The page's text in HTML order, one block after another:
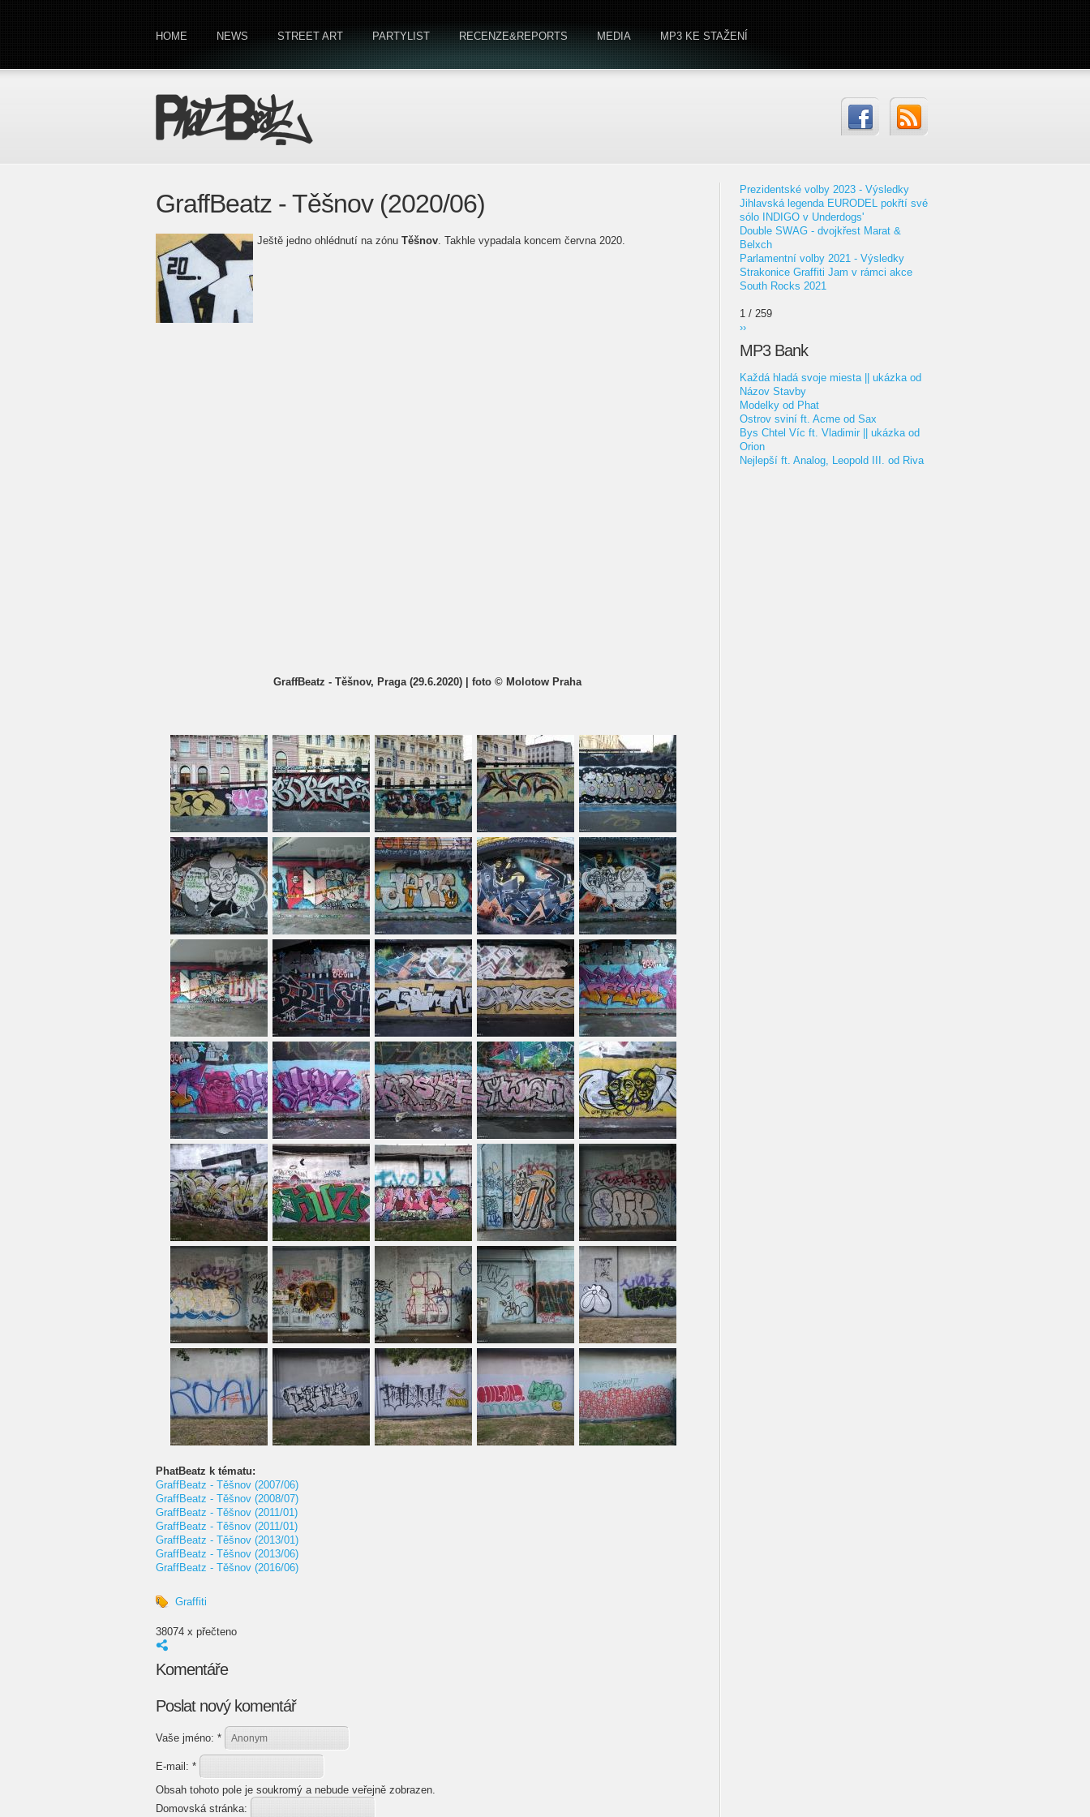
HOME NEWS STREET ART PARTYLIST RECENZE&REPORTS MEDIA MP3 KE STAŽENÍ
GraffBeatz - Těšnov (2020/06)
Ještě jedno ohlédnutí na zónu Těšnov. Takhle vypadala koncem června 2020.
GraffBeatz - Těšnov, Praga (29.6.2020) | foto © Molotow Praha
PhatBeatz k tématu:
GraffBeatz - Těšnov (2007/06)
GraffBeatz - Těšnov (2008/07)
GraffBeatz - Těšnov (2011/01)
GraffBeatz - Těšnov (2011/01)
GraffBeatz - Těšnov (2013/01)
GraffBeatz - Těšnov (2013/06)
GraffBeatz - Těšnov (2016/06)
Graffiti
38074 x přečteno
Komentáře
Poslat nový komentář
Vaše jméno: *
E-mail: *
Obsah tohoto pole je soukromý a nebude veřejně zobrazen.
Domovská stránka:
Prezidentské volby 2023 - Výsledky
Jihlavská legenda EURODEL pokřtí své
sólo INDIGO v Underdogs'
Double SWAG - dvojkřest Marat &
Belxch
Parlamentní volby 2021 - Výsledky
Strakonice Graffiti Jam v rámci akce
South Rocks 2021
1 / 259
››
MP3 Bank
Každá hladá svoje miesta || ukázka od
Názov Stavby
Modelky od Phat
Ostrov sviní ft. Acme od Sax
Bys Chtel Víc ft. Vladimir || ukázka od
Orion
Nejlepší ft. Analog, Leopold III. od Riva